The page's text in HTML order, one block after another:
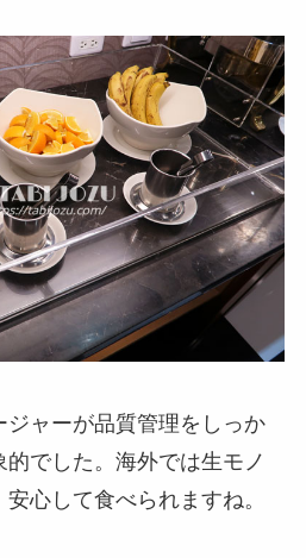
ャーが品質管理をしっか
的でした。海外では生モノ
心して食べられますね。